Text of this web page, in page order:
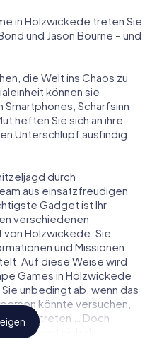
in Holzwickede treten Sie
und Jason Bourne – und
die Welt ins Chaos zu
können sie
Scharfsinn
heften Sie sich an ihre
Unterschlupf ausfindig
durch
aus einsatzfreudigen
Gadget ist Ihr
verschiedenen
von Holzwickede. Sie
und Missionen
Auf diese Weise wird
Games in Holzwickede
unbedingt ab, wenn das
könnte versuchen,
zu treten … Doch
entpuppt sich als